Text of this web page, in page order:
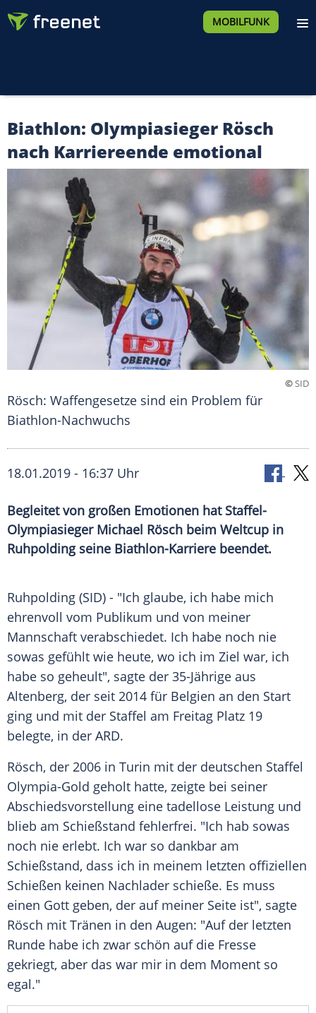
MOBILFUNK
Biathlon: Olympiasieger Rösch
nach Karriereende emotional
©SID
Rösch: Waffengesetze sind ein Problem für
Biathlon-Nachwuchs
18.01.2019 - 16:37 Uhr
Begleitet von großen Emotionen hat Staffel-
Olympiasieger Michael Rösch beim Weltcup in
Ruhpolding seine Biathlon-Karriere beendet.
Ruhpolding (SID) - "Ich glaube, ich habe mich
ehrenvoll vom Publikum und von meiner
Mannschaft verabschiedet. Ich habe noch nie
sowas gefühlt wie heute, wo ich im Ziel war, ich
habe so geheult", sagte der 35-Jährige aus
Altenberg, der seit 2014 für Belgien an den Start
ging und mit der Staffel am Freitag Platz 19
belegte, in der ARD.
Rösch, der 2006 in Turin mit der deutschen Staffel
Olympia-Gold geholt hatte, zeigte bei seiner
Abschiedsvorstellung eine tadellose Leistung und
blieb am Schießstand fehlerfrei. "Ich hab sowas
noch nie erlebt. Ich war so dankbar am
Schießstand, dass ich in meinem letzten offiziellen
Schießen keinen Nachlader schieße. Es muss
einen Gott geben, der auf meiner Seite ist", sagte
Rösch mit Tränen in den Augen: "Auf der letzten
Runde habe ich zwar schön auf die Fresse
gekriegt, aber das war mir in dem Moment so
egal."